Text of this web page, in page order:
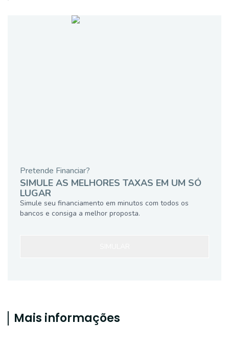
Pretende Financiar?
SIMULE AS MELHORES TAXAS EM UM SÓ
LUGAR
Simule seu financiamento em minutos com todos os
bancos e consiga a melhor proposta.
Mais informações